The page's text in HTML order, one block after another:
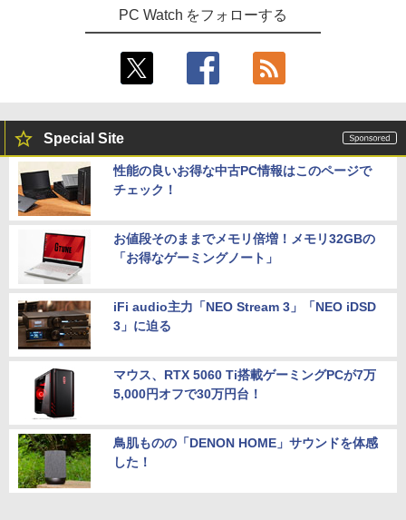
PC Watch をフォローする
Special Site
性能の良いお得な中古PC情報はこのページで
チェック！
お値段そのままでメモリ倍増！メモリ32GBの
「お得なゲーミングノート」
iFi audio主力「NEO Stream 3」「NEO iDSD
3」に迫る
マウス、RTX 5060 Ti搭載ゲーミングPCが7万
5,000円オフで30万円台！
鳥肌ものの「DENON HOME」サウンドを体感
した！